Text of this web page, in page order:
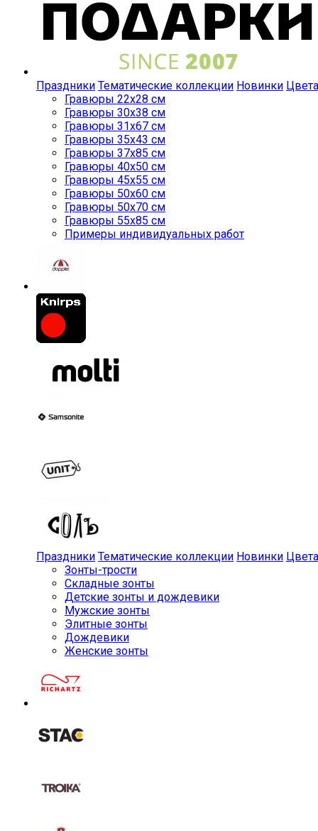
Праздники Тематические коллекции Новинки Цвета
Гравюры 22x28 см
Гравюры 30x38 см
Гравюры 31x67 см
Гравюры 35x43 см
Гравюры 37x85 см
Гравюры 40x50 см
Гравюры 45x55 см
Гравюры 50x60 см
Гравюры 50x70 см
Гравюры 55x85 см
Примеры индивидуальных работ
Праздники Тематические коллекции Новинки Цвета
Зонты-трости
Складные зонты
Детские зонты и дождевики
Мужские зонты
Элитные зонты
Дождевики
Женские зонты